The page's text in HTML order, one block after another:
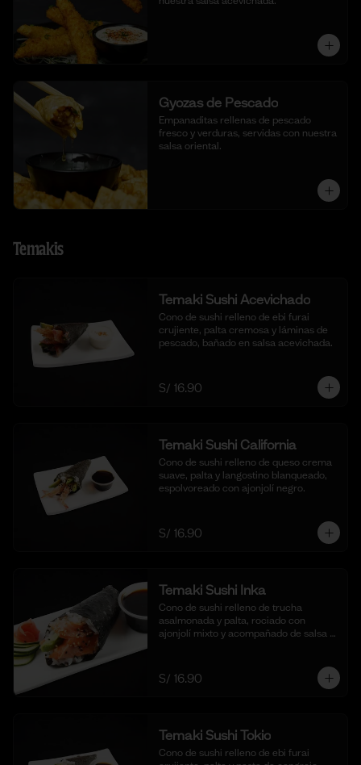
Gyozas de Pescado
Empanaditas rellenas de pescado
fresco y verduras, servidas con nuestra
salsa oriental.
Temakis
Temaki Sushi Acevichado
Cono de sushi relleno de ebi furai
crujiente, palta cremosa y láminas de
pescado, bañado en salsa acevichada.
S/ 16.90
Temaki Sushi California
Cono de sushi relleno de queso crema
suave, palta y langostino blanqueado,
espolvoreado con ajonjolí negro.
S/ 16.90
Temaki Sushi Inka
Cono de sushi relleno de trucha
asalmonada y palta, rociado con
ajonjolí mixto y acompañado de salsa
S/ 16.90
Temaki Sushi Tokio
Cono de sushi relleno de ebi furai